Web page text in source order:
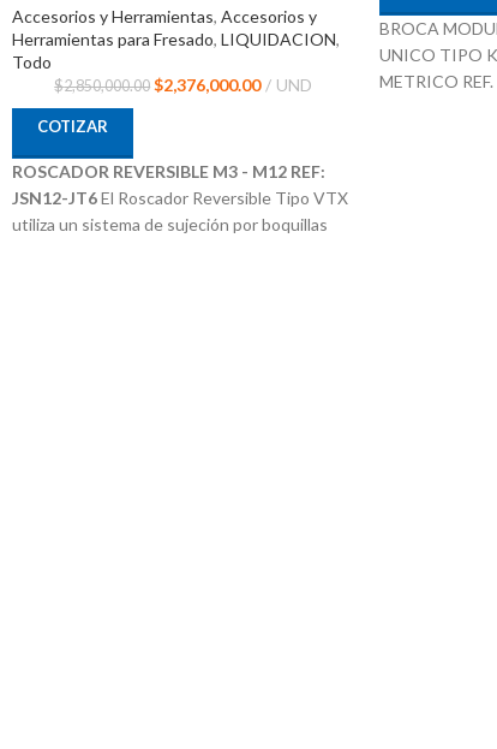
Accesorios y Herramientas, Accesorios y
Herramientas para Fresado, LIQUIDACION,
Todo
$2,850,000.00 $2,376,000.00 UND
COTIZAR
ROSCADOR REVERSIBLE M3 - M12 REF:
JSN12-JT6El Roscador Reversible Tipo VTX
utiliza un sistema de sujeción por boquillas
BROCA
UNICO TIPO
METRICO